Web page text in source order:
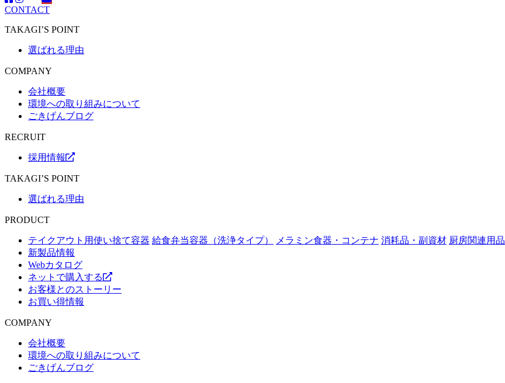
CONTACT
TAKAGI’S POINT
選ばれる理由
COMPANY
会社概要
環境への取り組みについて
ごきげんブログ
RECRUIT
採用情報
TAKAGI’S POINT
選ばれる理由
PRODUCT
テイクアウト用使い捨て容器 給食弁当容器（洗浄タイプ） メラミン食器・コンテナ 消耗品・副資材 厨房関連用品
新製品情報
Webカタログ
ネットで購入する
お客様とのストーリー
お買い得情報
COMPANY
会社概要
環境への取り組みについて
ごきげんブログ